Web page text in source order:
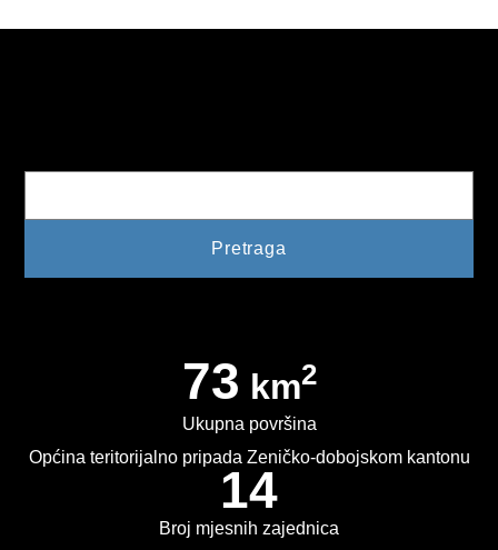
73 km2
Ukupna površina
Općina teritorijalno pripada Zeničko-dobojskom kantonu
14
Broj mjesnih zajednica
ODLUKE O PONIŠTENJU